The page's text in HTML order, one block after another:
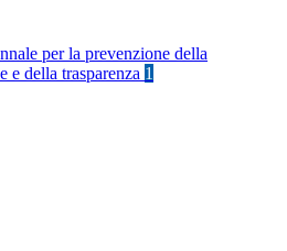
per la prevenzione della
e della trasparenza 1